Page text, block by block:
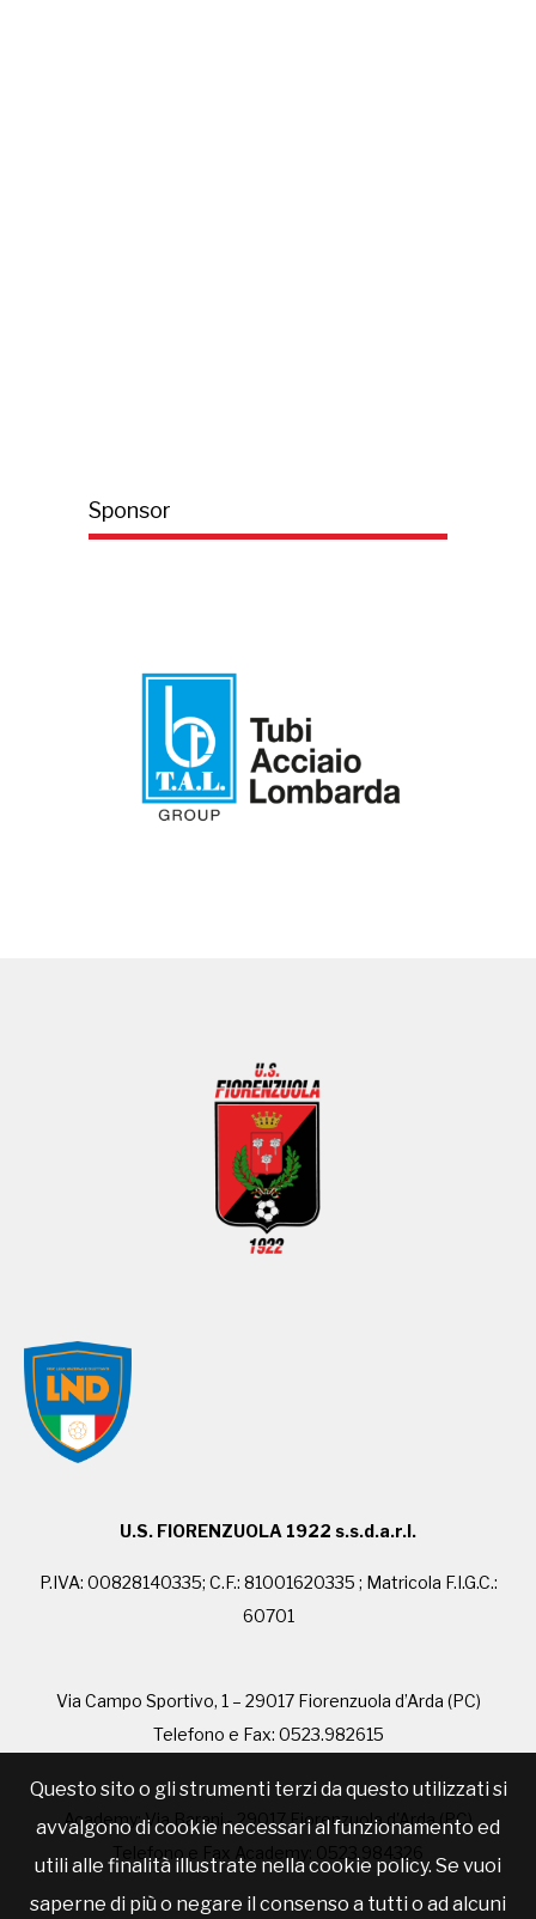
Sponsor
U.S. FIORENZUOLA 1922 s.s.d.a.r.l.
P.IVA: 00828140335; C.F.: 81001620335 ; Matricola F.I.G.C.:
60701
Via Campo Sportivo, 1 – 29017 Fiorenzuola d’Arda (PC)
Telefono e Fax: 0523.982615
Academy: Via Barani - 29017 Fiorenzuola d'Arda (PC)
Telefono e Fax Academy: 0523.984326
Questo sito o gli strumenti terzi da questo utilizzati si
avvalgono di cookie necessari al funzionamento ed
utili alle finalità illustrate nella cookie policy. Se vuoi
saperne di più o negare il consenso a tutti o ad alcuni